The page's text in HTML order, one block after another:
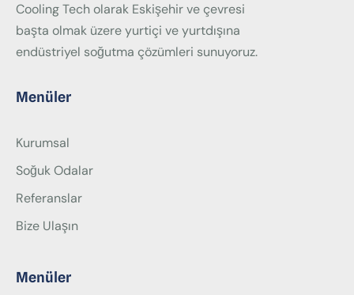
Cooling Tech olarak Eskişehir ve çevresi
başta olmak üzere yurtiçi ve yurtdışına
endüstriyel soğutma çözümleri sunuyoruz.
Menüler
Kurumsal
Soğuk Odalar
Referanslar
Bize Ulaşın
Menüler